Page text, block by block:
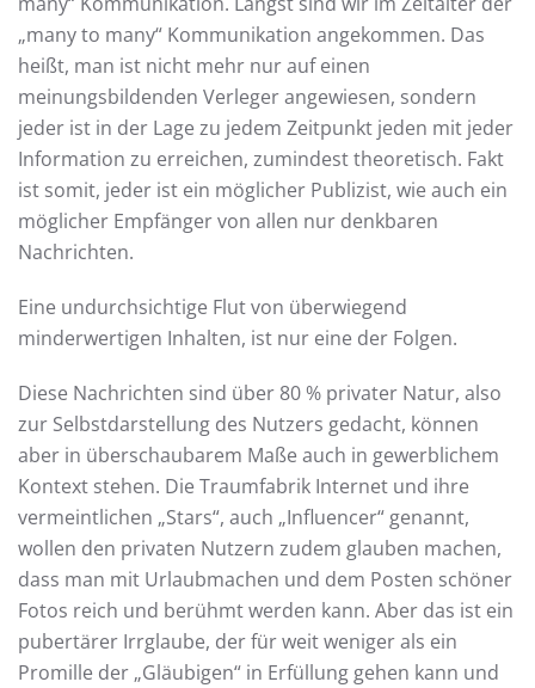
„many to many“ Kommunikation angekommen. Das
heißt, man ist nicht mehr nur auf einen
meinungsbildenden Verleger angewiesen, sondern
jeder ist in der Lage zu jedem Zeitpunkt jeden mit jeder
Information zu erreichen, zumindest theoretisch. Fakt
ist somit, jeder ist ein möglicher Publizist, wie auch ein
möglicher Empfänger von allen nur denkbaren
Nachrichten.
Eine undurchsichtige Flut von überwiegend
minderwertigen Inhalten, ist nur eine der Folgen.
Diese Nachrichten sind über 80 % privater Natur, also
zur Selbstdarstellung des Nutzers gedacht, können
aber in überschaubarem Maße auch in gewerblichem
Kontext stehen. Die Traumfabrik Internet und ihre
vermeintlichen „Stars“, auch „Influencer“ genannt,
wollen den privaten Nutzern zudem glauben machen,
dass man mit Urlaubmachen und dem Posten schöner
Fotos reich und berühmt werden kann. Aber das ist ein
pubertärer Irrglaube, der für weit weniger als ein
Promille der „Gläubigen“ in Erfüllung gehen kann und